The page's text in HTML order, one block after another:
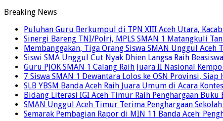
Breaking News
Puluhan Guru Berkumpul di TPN XIII Aceh Utara,
Sinergi Bareng TNI/Polri, MPLS SMAN 1 Matangkuli
Membanggakan, Tiga Orang Siswa SMAN Unggul Aceh
Siswi SMA Unggul Cut Nyak Dhien Langsa Raih
Guru PJOK SMAN 1 Calang Raih Juara II Nasional
7 Siswa SMAN 1 Dewantara Lolos ke OSN Provinsi,
SLB YBSM Banda Aceh Raih Juara Umum di Acara
Bidang Literasi IGI Aceh Timur Raih Penghargaan Buku
SMAN Unggul Aceh Timur Terima Penghargaan
Semarak Pembagian Rapor di MIN 11 Banda Aceh: